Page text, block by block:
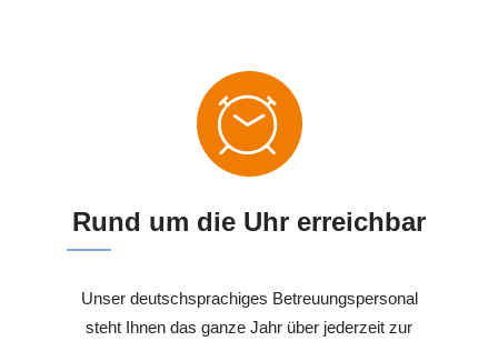
Rund um die Uhr erreichbar
Unser deutschsprachiges Betreuungspersonal
steht Ihnen das ganze Jahr über jederzeit zur